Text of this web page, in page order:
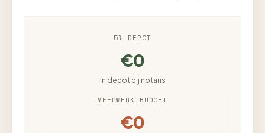
5% DEPOT
€0
in depot bij notaris
MEERWERK-BUDGET
€0